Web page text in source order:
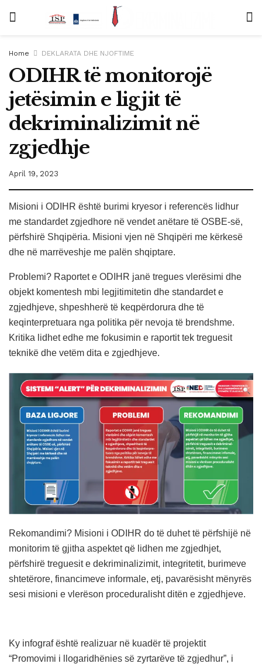
Home DEKLARATA DHE NJOFTIME
ODIHR të monitorojë
jetësimin e ligjit të
dekriminalizimit në
zgjedhje
April 19, 2023
Misioni i ODIHR është burimi kryesor i referencës lidhur
me standardet zgjedhore në vendet anëtare të OSBE-së,
përfshirë Shqipëria. Misioni vjen në Shqipëri me kërkesë
dhe në marrëveshje me palën shqiptare.
Problemi? Raportet e ODIHR janë tregues vlerësimi dhe
objekt komentesh mbi legjitimitetin dhe standardet e
zgjedhjeve, shpeshherë të keqpërdorura dhe të
keqinterpretuara nga politika për nevoja të brendshme.
Kritika lidhet edhe me fokusimin e raportit tek treguesit
teknikë dhe vetëm dita e zgjedhjeve.
Rekomandimi? Misioni i ODIHR do të duhet të përfshijë në
monitorim të gjitha aspektet që lidhen me zgjedhjet,
përfshirë treguesit e dekriminalizimit, integritetit, burimeve
shtetërore, financimeve informale, etj, pavarësisht mënyrës
sesi misioni e vlerëson proceduralisht ditën e zgjedhjeve.
Ky infograf është realizuar në kuadër të projektit
“Promovimi i llogaridhënies së zyrtarëve të zgjedhur”, i